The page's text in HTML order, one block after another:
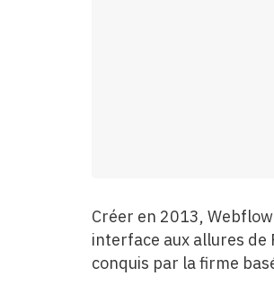
Créer en 2013,
interface aux allures de
conquis par la firme